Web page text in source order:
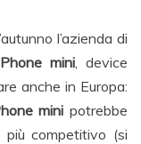
l’azienda di
mini, device
anche in Europa:
mini potrebbe
competitivo (si